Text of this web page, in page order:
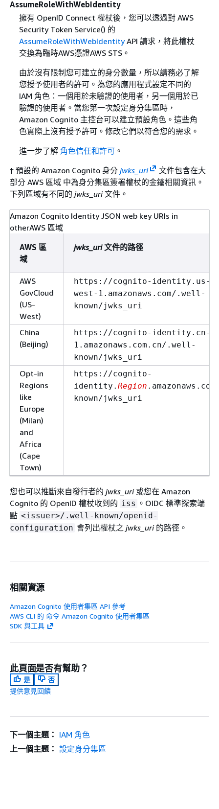
AssumeRoleWithWebIdentity
擁有 OpenID Connect 權杖後，您可以透過對 AWS
Security Token Service() 的
AssumeRoleWithWebIdentityAPI 請求，將此權杖
交換為臨時AWS憑證AWS STS。
由於沒有限制您可建立的身分數量，所以請務必了解
您授予使用者的許可。為您的應用程式設定不同的
IAM 角色：一個用於未驗證的使用者，另一個用於已
驗證的使用者。當您第一次設定身分集區時，
Amazon Cognito 主控台可以建立預設角色。這些角
色實際上沒有授予許可。修改它們以符合您的需求。
進一步了解 角色信任和許可。
† 預設的 Amazon Cognito 身分 jwks_uri
文件包含在大
部分 AWS 區域 中為身分集區簽署權杖的金鑰相關資訊。
下列區域有不同的 jwks_uri文件。
Amazon Cognito Identity JSON web key URIs in
otherAWS 區域
AWS 區
域
jwks_uri文件的路徑
AWS
GovCloud
(US-
West)
https://cognito-identity.us-
west-1.amazonaws.com/.well-
known/jwks_uri
China
(Beijing)
https://cognito-identity.cn-
1.amazonaws.com.cn/.well-
known/jwks_uri
Opt-in
Regions
like
Europe
(Milan)
and
Africa
(Cape
Town)
https://cognito-
identity. Region
known/jwks_uri
您也可以推斷來自發行者的 jwks_uri或您在 Amazon
Cognito 的 OpenID 權杖收到的 iss 。OIDC 標準探索端
點 <issuer>/.well-known/openid-
configuration 會列出權杖之 jwks_uri的路徑。
相關資源
Amazon Cognito 使用者集區 API 參考
AWS CLI 的 命令 Amazon Cognito 使用者集區
SDK 與工具
此頁面是否有幫助？
是
否
提供意見回饋
下一個主題： IAM 角色
上一個主題： 設定身分集區